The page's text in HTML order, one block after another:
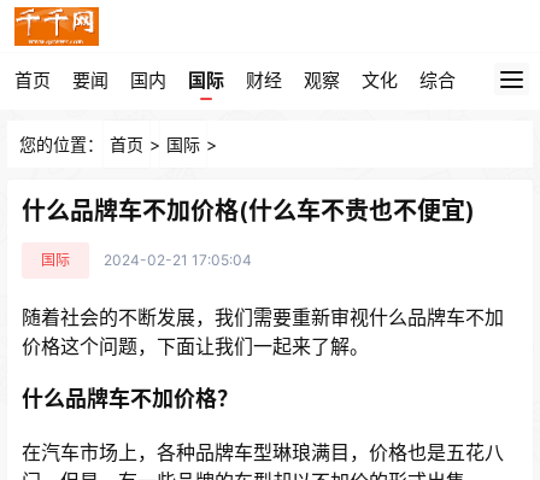
首页 要闻 国内 国际 财经 观察 文化 综合
您的位置： 首页 > 国际 >
什么品牌车不加价格(什么车不贵也不便宜)
国际 2024-02-21 17:05:04
随着社会的不断发展，我们需要重新审视什么品牌车不加
价格这个问题，下面让我们一起来了解。
什么品牌车不加价格？
在汽车市场上，各种品牌车型琳琅满目，价格也是五花八